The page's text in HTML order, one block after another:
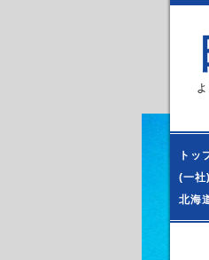
トッ
(一社
北海